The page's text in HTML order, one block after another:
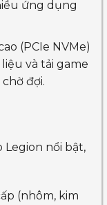
ứng dụng
(PCIe NVMe)
và tải game
đợi.
Legion nổi bật,
(nhôm, kim